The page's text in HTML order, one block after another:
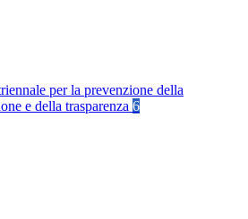
per la prevenzione della
e della trasparenza 6